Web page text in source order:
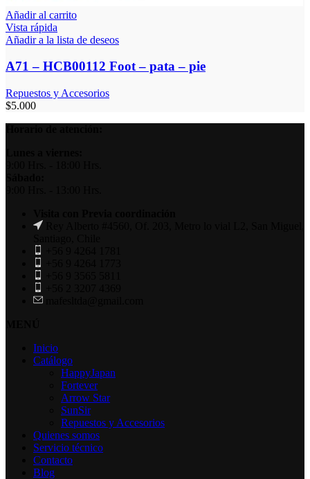
Añadir al carrito
Vista rápida
Añadir a la lista de deseos
A71 – HCB00112 Foot – pata – pie
Repuestos y Accesorios
$5.000
Inicio
Catálogo
HappyJapan
Fortever
Arrow Star
SunSir
Repuestos y Accesorios
Quienes somos
Servicio técnico
Contacto
Blog